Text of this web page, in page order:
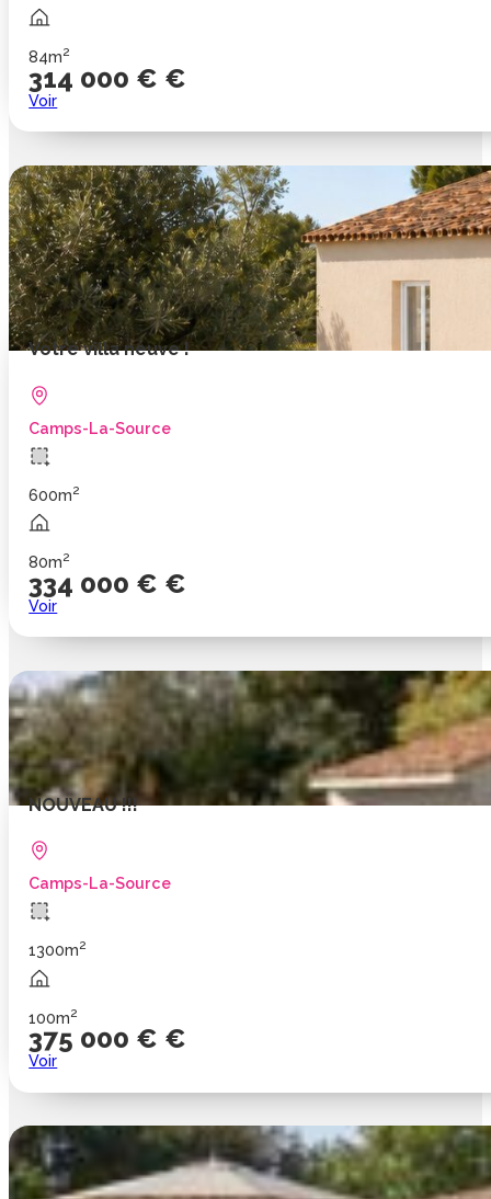
84m2
314 000 € €
Voir
Votre villa neuve !
Camps-La-Source
600m2
80m2
334 000 € €
Voir
NOUVEAU !!!
Camps-La-Source
1300m2
100m2
375 000 € €
Voir